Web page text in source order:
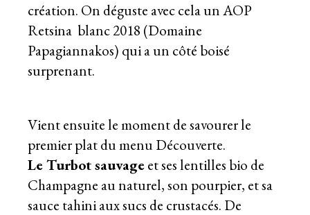
création. On déguste avec cela un AOP
Retsina blanc 2018 (Domaine
Papagiannakos) qui a un côté boisé
surprenant.
Vient ensuite le moment de savourer le
premier plat du menu Découverte.
Le Turbot sauvageet ses lentilles bio de
Champagne au naturel, son pourpier, et sa
sauce tahini aux sucs de crustacés. De